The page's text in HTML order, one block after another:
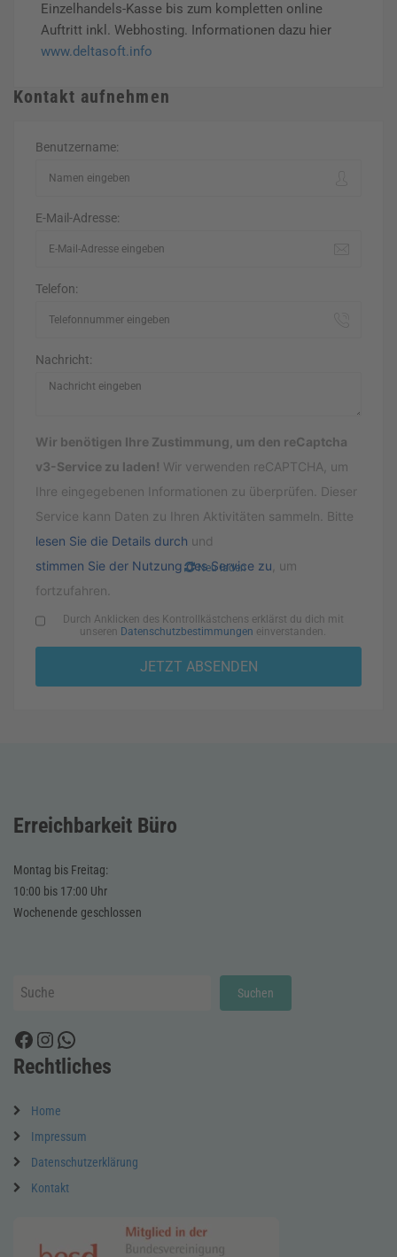
Einzelhandels-Kasse bis zum kompletten online
Auftritt inkl. Webhosting. Informationen dazu hier
www.deltasoft.info
Kontakt aufnehmen
Benutzername:
E-Mail-Adresse:
Telefon:
Nachricht:
Wir benötigen Ihre Zustimmung, um den reCaptcha
v3-Service zu laden! Wir verwenden reCAPTCHA, um
Ihre eingegebenen Informationen zu überprüfen. Dieser
Service kann Daten zu Ihren Aktivitäten sammeln. Bitte
lesen Sie die Details durch und
stimmen Sie der Nutzung des Service zu , um
fortzufahren.
Neu laden
Durch Anklicken des Kontrollkästchens erklärst du dich mit
unseren Datenschutzbestimmungen einverstanden.
Erreichbarkeit Büro
Montag bis Freitag:
10:00 bis 17:00 Uhr
Wochenende geschlossen
Suchen
Suchen
Facebook
Instagram
WhatsApp
Rechtliches
Home
Impressum
Datenschutzerklärung
Kontakt